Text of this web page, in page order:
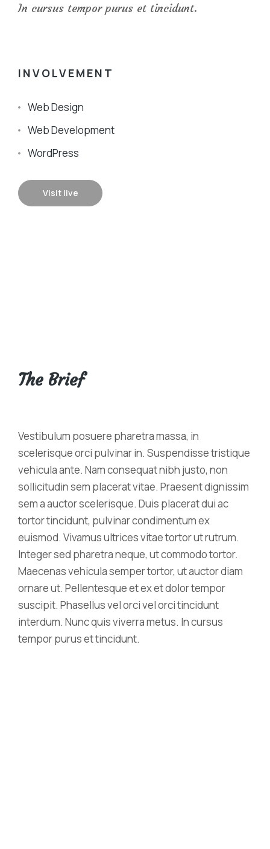
In cursus tempor purus et tincidunt.
INVOLVEMENT
Web Design
Web Development
WordPress
Visit live
The Brief
Vestibulum posuere pharetra massa, in
scelerisque orci pulvinar in. Suspendisse tristique
vehicula ante. Nam consequat nibh justo, non
sollicitudin sem placerat vitae. Praesent dignissim
sem a auctor scelerisque. Duis placerat dui ac
tortor tincidunt, pulvinar condimentum ex
euismod. Vivamus ultrices vitae tortor ut rutrum.
Integer sed pharetra neque, ut commodo tortor.
Maecenas vehicula semper tortor, ut auctor diam
ornare ut. Pellentesque et ex et dolor tempor
suscipit. Phasellus vel orci vel orci tincidunt
interdum. Nunc quis viverra metus. In cursus
tempor purus et tincidunt.